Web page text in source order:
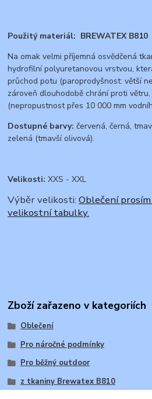
Použitý materiál: BREWATEX B810
Na omak velmi příjemná osvědčená
hydrofilní polyuretanovou vrstvou,
průchod potu (paroprodyšnost: větší
zároveň dlouhodobě chrání proti
(nepropustnost přes 10 000 mm
Dostupné barvy:červená, černá,
zelená (tmavší olivová).
Velikosti: XXS - XXL
Výběr velikosti:Oblečení
velikostní tabulky.
Zboží zařazeno v kategoriích
Oblečení
Pro náročné podmínky
Pro běžný outdoor
z tkaniny Brewatex B810